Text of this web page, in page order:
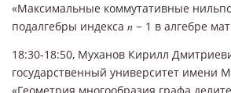
«Максимальные коммутативные
подалгебры индекса 𝑛 − 1 в алгебре
18:30-18:50, Муханов Кирилл
государственный университет имени